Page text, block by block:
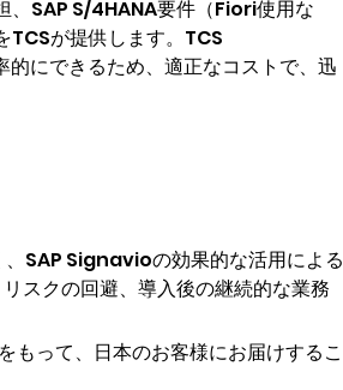
、SAP S/4HANA要件（Fiori使用な
TCSが提供します。TCS
にできるため、適正なコストで、迅
SAP Signavioの効果的な活用による
スクの回避、導入後の継続的な業務
もって、日本のお客様にお届けするこ